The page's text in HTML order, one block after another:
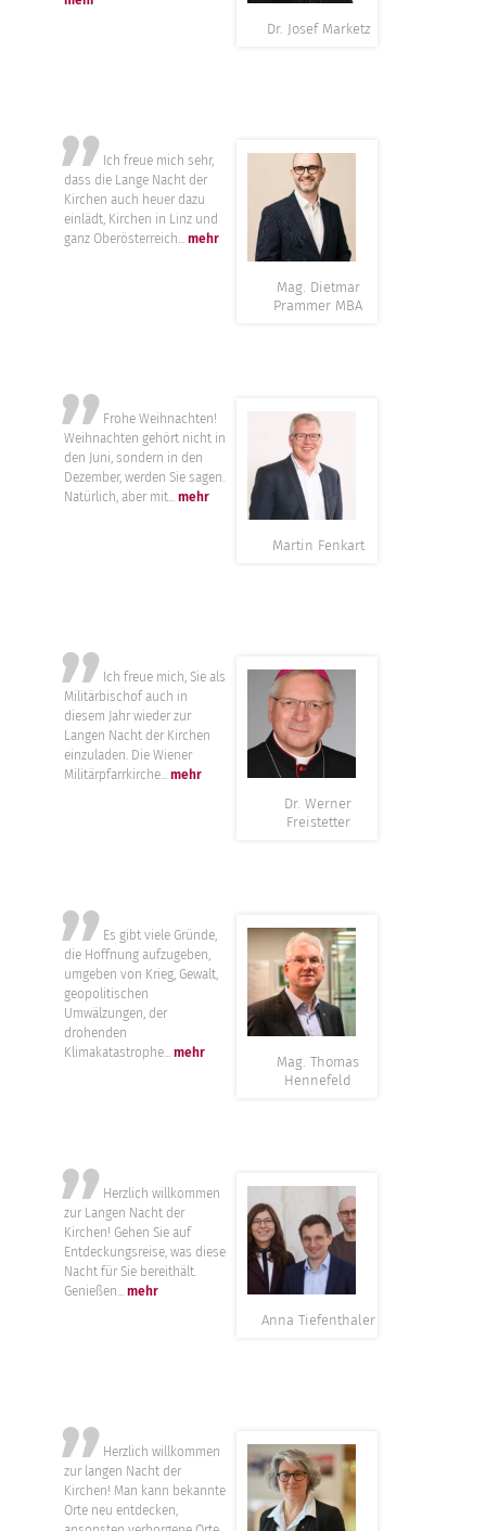
Dr. Josef Marketz
”
Ich freue mich sehr,
dass die Lange Nacht der
Kirchen auch heuer dazu
einlädt, Kirchen in Linz und
ganz Oberösterreich...mehr
Mag. Dietmar
Prammer MBA
”
Frohe Weihnachten!
Weihnachten gehört nicht in
den Juni, sondern in den
Dezember, werden Sie sagen.
Natürlich, aber mit...mehr
Martin Fenkart
”
Ich freue mich, Sie als
Militärbischof auch in
diesem Jahr wieder zur
Langen Nacht der Kirchen
einzuladen. Die Wiener
Militärpfarrkirche...mehr
Dr. Werner
Freistetter
”
Es gibt viele Gründe,
die Hoffnung aufzugeben,
umgeben von Krieg, Gewalt,
geopolitischen
Umwälzungen, der
drohenden
Klimakatastrophe...mehr
Mag. Thomas
Hennefeld
”
Herzlich willkommen
zur Langen Nacht der
Kirchen! Gehen Sie auf
Entdeckungsreise, was diese
Nacht für Sie bereithält.
Genießen...mehr
Anna Tiefenthaler
”
Herzlich willkommen
zur langen Nacht der
Kirchen! Man kann bekannte
Orte neu entdecken,